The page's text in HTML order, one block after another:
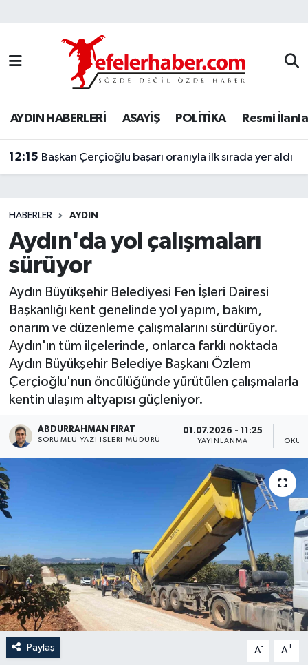
AYDIN HABERLERİ ASAYİŞ POLİTİKA Resmi
12:15 Başkan Çerçioğlu başarı oranıyla ilk sırada yer aldı
HABERLER AYDIN
Aydın'da yol çalışmaları
sürüyor
Aydın Büyükşehir Belediyesi Fen İşleri Dairesi
Başkanlığı kent genelinde yol yapım, bakım,
onarım ve düzenleme çalışmalarını sürdürüyor.
Aydın'ın tüm ilçelerinde, onlarca farklı noktada
Aydın Büyükşehir Belediye Başkanı Özlem
Çerçioğlu'nun öncülüğünde yürütülen çalışmalarla
kentin ulaşım altyapısı güçleniyor.
ABDURRAHMAN FIRAT
SORUMLU YAZI İŞLERI MÜDÜRÜ
01.07.2026 - 11:25
YAYINLANMA
Paylaş A- A+
Nöbetçi Eczaneler
Hava Durumu
Aydin Namaz Vakitleri
Trafik Durumu
Son Dakika Haberleri
Haber Arşivi